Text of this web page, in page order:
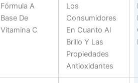
Fórmula A
Base De
Vitamina C
Los
Consumidores
En Cuanto Al
Brillo Y Las
Propiedades
Antioxidantes